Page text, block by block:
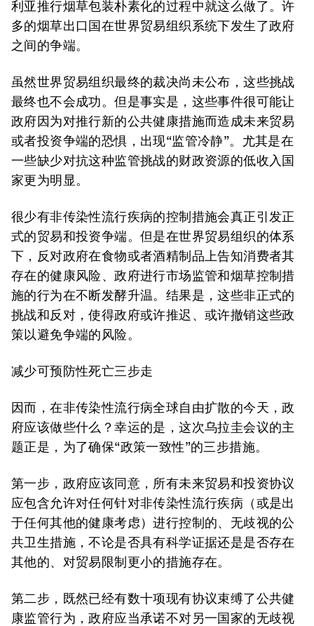
利亚推行烟草包装朴素化的过程中就这么做了。许
多的烟草出口国在世界贸易组织系统下发生了政府
之间的争端。
虽然世界贸易组织最终的裁决尚未公布，这些挑战
最终也不会成功。但是事实是，这些事件很可能让
政府因为对推行新的公共健康措施而造成未来贸易
或者投资争端的恐惧，出现“监管冷静”。尤其是在
一些缺少对抗这种监管挑战的财政资源的低收入国
家更为明显。
很少有非传染性流行疾病的控制措施会真正引发正
式的贸易和投资争端。但是在世界贸易组织的体系
下，反对政府在食物或者酒精制品上告知消费者其
存在的健康风险、政府进行市场监管和烟草控制措
施的行为在不断发酵升温。结果是，这些非正式的
挑战和反对，使得政府或许推迟、或许撤销这些政
策以避免争端的风险。
减少可预防性死亡三步走
因而，在非传染性流行病全球自由扩散的今天，政
府应该做些什么？幸运的是，这次乌拉圭会议的主
题正是，为了确保“政策一致性”的三步措施。
第一步，政府应该同意，所有未来贸易和投资协议
应包含允许对任何针对非传染性流行疾病（或是出
于任何其他的健康考虑）进行控制的、无歧视的公
共卫生措施，不论是否具有科学证据还是是否存在
其他的、对贸易限制更小的措施存在。
第二步，既然已经有数十项现有协议束缚了公共健
康监管行为，政府应当承诺不对另一国家的无歧视